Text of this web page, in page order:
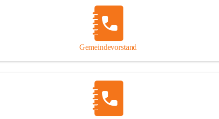
Gemeindevorstand